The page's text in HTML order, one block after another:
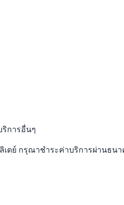
การอื่นๆ
ดย์ กรุณาชำระค่าบริการผ่านธน